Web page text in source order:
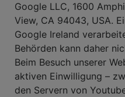
Google LLC, 1600
View, CA 94043, USA.
Google Ireland
Behörden kann daher
Beim Besuch unserer
aktiven Einwilligung –
den Servern von